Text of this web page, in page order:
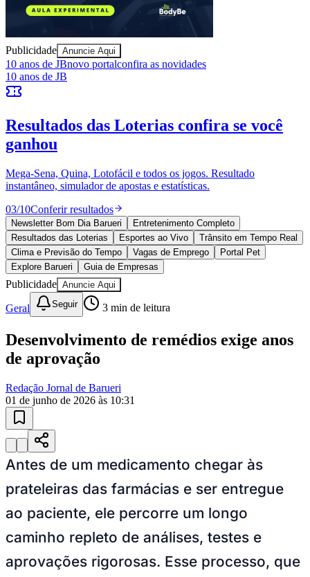
Publicidade Anuncie Aqui
10 anos de JBnovo portal
Esportes ao Vivo
atualizadas
Paulistão, Brasileirão, Champions League e mais. Placar em tempo
real, classificação e notícias esportivas.
04/10Acompanhar jogos
Newsletter Bom Dia Barueri
Entretenimento Completo
Resultados das Loterias
Esportes ao Vivo
Trânsito em Tempo Real
Clima e Previsão do Tempo
Vagas de Emprego
Explore Barueri
Guia de Empresas